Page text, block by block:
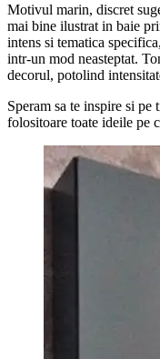
Motivul marin, discret
mai bine ilustrat in baie
intens si tematica
intr-un mod neasteptat.
decorul, potolind
Speram sa te inspire si pe
folositoare toate ideile pe